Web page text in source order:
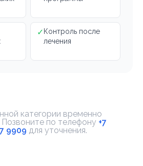
✓ Контроль после
лечения
категории временно
по телефону +7
9909 для уточнения.